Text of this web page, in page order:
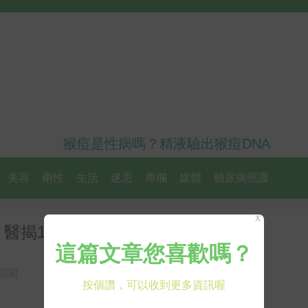
猴痘是性病嗎？精液驗出猴痘DNA
美容 兩性 生活 迷思 專欄 媒體 糖尿病照護
揭1症狀：一年3次就要注意
X